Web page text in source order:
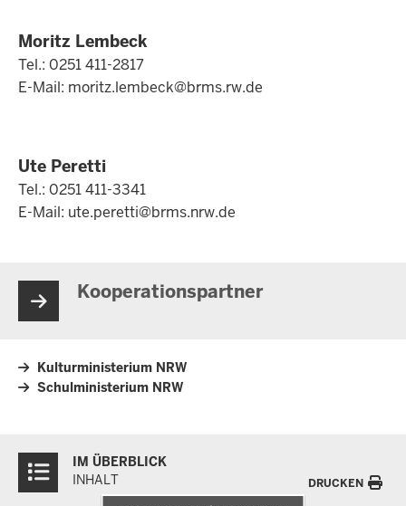
Moritz Lembeck
Tel.: 0251 411-2817
E-Mail: moritz.lembeck@brms.rw.de
Ute Peretti
Tel.: 0251 411-3341
E-Mail: ute.peretti@brms.nrw.de
Kooperationspartner
Kulturministerium NRW
Schulministerium NRW
Inhalte
IM ÜBERBLICK
INHALT
DRUCKEN